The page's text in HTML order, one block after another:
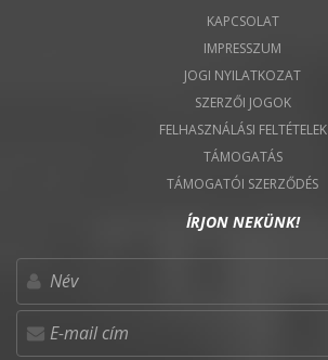
KAPCSOLAT
IMPRESSZUM
JOGI NYILATKOZAT
SZERZŐI JOGOK
FELHASZNÁLÁSI FELTÉTELEK
TÁMOGATÁS
TÁMOGATÓI SZERZŐDÉS
ÍRJON NEKÜNK!